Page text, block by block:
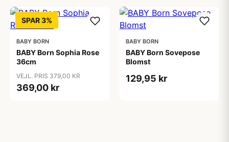
SPAR 3%
BABY BORN
BABY Born Sophia Rose
36cm
VEJL. PRIS 379,00 KR
369,00 kr
BABY BORN
BABY Born Sovepose
Blomst
129,95 kr